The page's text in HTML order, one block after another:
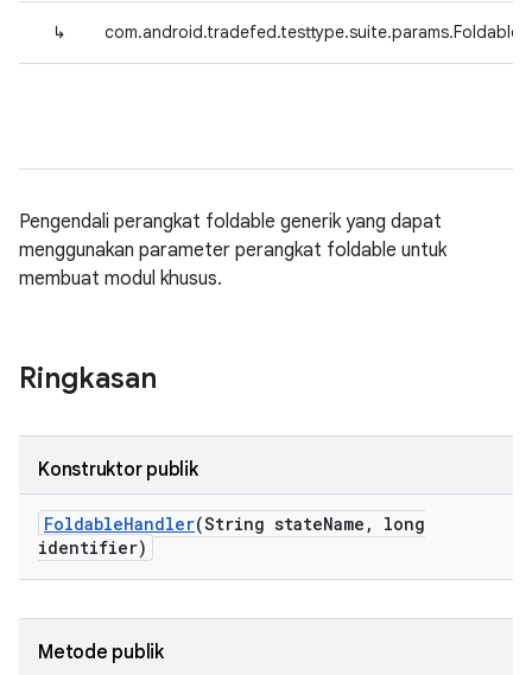
↳
Pengendali perangkat foldable generik yang dapat
menggunakan parameter perangkat foldable untuk
membuat modul khusus.
Ringkasan
Konstruktor publik
FoldableHandler(String stateName ,
long
identifier)
Metode publik